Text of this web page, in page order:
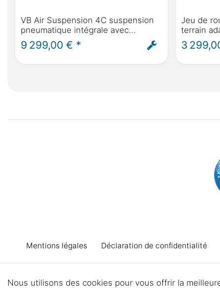
VB Air Suspension 4C suspension
pneumatique intégrale avec
Autolevel pour Mercedes-Benz
classe V, Marco Polo, Horizon,
9 299,00 € *
Jeu de
terrain
Benz
Horizon,
3
Mentions légales Déclaration de confidentialité
Nous utilisons des cookies pour vous offrir la